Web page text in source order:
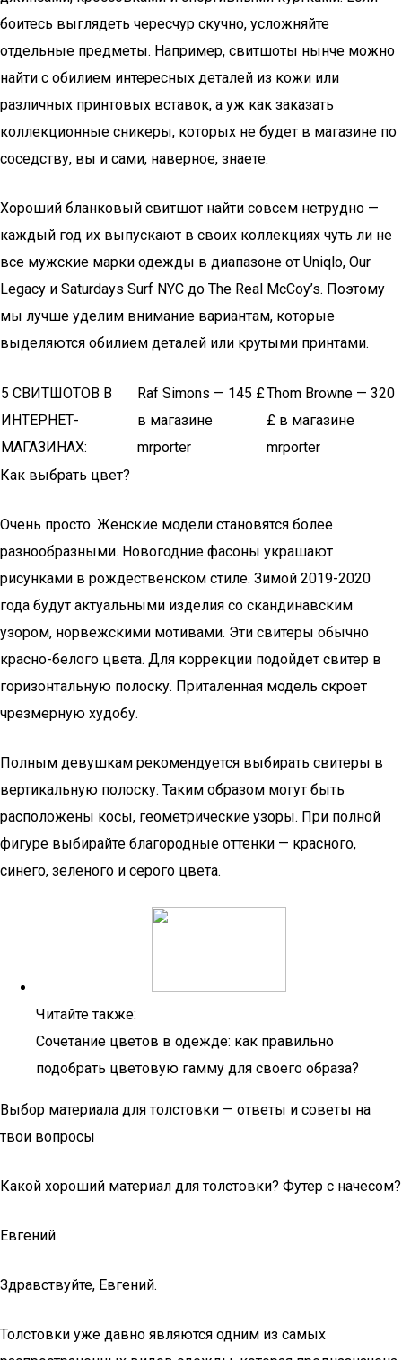
боитесь выглядеть чересчур скучно, усложняйте
отдельные предметы. Например, свитшоты нынче можно
найти с обилием интересных деталей из кожи или
различных принтовых вставок, а уж как заказать
коллекционные сникеры, которых не будет в магазине по
соседству, вы и сами, наверное, знаете.
Хороший бланковый свитшот найти совсем нетрудно —
каждый год их выпускают в своих коллекциях чуть ли не
все мужские марки одежды в диапазоне от Uniqlo, Our
Legacy и Saturdays Surf NYC до The Real McCoy’s. Поэтому
мы лучше уделим внимание вариантам, которые
выделяются обилием деталей или крутыми принтами.
5 СВИТШОТОВ В
ИНТЕРНЕТ-
МАГАЗИНАХ:
Raf Simons — 145 £
в магазине
mrporter
Thom Browne — 320
£ в магазине
mrporter
Как выбрать цвет?
Очень просто. Женские модели становятся более
разнообразными. Новогодние фасоны украшают
рисунками в рождественском стиле. Зимой 2019-2020
года будут актуальными изделия со скандинавским
узором, норвежскими мотивами. Эти свитеры обычно
красно-белого цвета. Для коррекции подойдет свитер в
горизонтальную полоску. Приталенная модель скроет
чрезмерную худобу.
Полным девушкам рекомендуется выбирать свитеры в
вертикальную полоску. Таким образом могут быть
расположены косы, геометрические узоры. При полной
фигуре выбирайте благородные оттенки — красного,
синего, зеленого и серого цвета.
Читайте также:
Сочетание цветов в одежде: как правильно
подобрать цветовую гамму для своего образа?
Выбор материала для толстовки — ответы и советы на
твои вопросы
Какой хороший материал для толстовки? Футер с начесом?
Евгений
Здравствуйте, Евгений.
Толстовки уже давно являются одним из самых